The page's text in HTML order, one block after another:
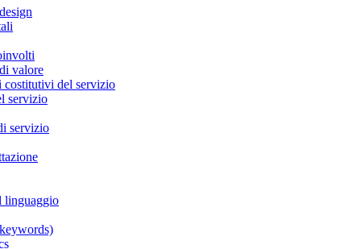
valore
costitutivi del servizio
servizio
servizio
linguaggio